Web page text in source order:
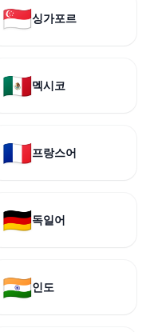
🇸🇬싱가포르
🇲🇽멕시코
🇫🇷프랑스어
🇩🇪독일어
🇮🇳인도